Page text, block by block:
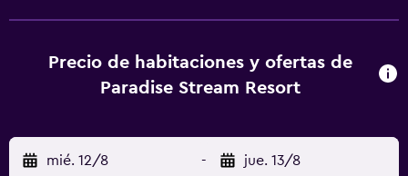
personal gratuitos y secador de pelo. Los huéspedes
pueden navegar por la web gracias a nuestro acceso a
ofrece servicio de limpieza todos los días. Este hotel
dispone de una pista de tenis al aire libre y bicicletas
Precio de habitaciones y ofertas de
Paradise Stream Resort
mié. 12/8 - jue. 13/8